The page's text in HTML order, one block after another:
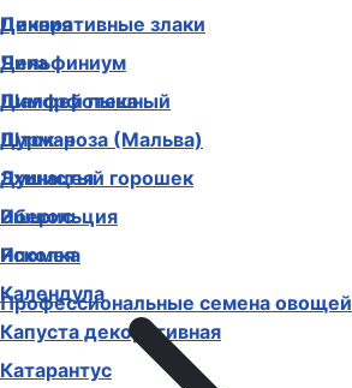
Декоративные злаки
Дельфиниум
Диморфотека
Дурман
Душистый горошек
Иберис
Ипомея
Календула
Капуста декоративная
Катарантус
Цинния
Чина
Шалфей пышный
Шток-роза (Мальва)
Эхинацея
Эшшольция
Ясколка
Профессиональные семена овощей